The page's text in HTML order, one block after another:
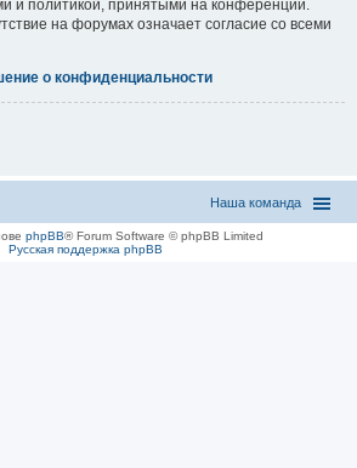
и политикой, принятыми на конференции.
на форумах означает согласие со всеми
о конфиденциальности
Наша команда
phpBB® Forum Software © phpBB Limited
Русская поддержка phpBB